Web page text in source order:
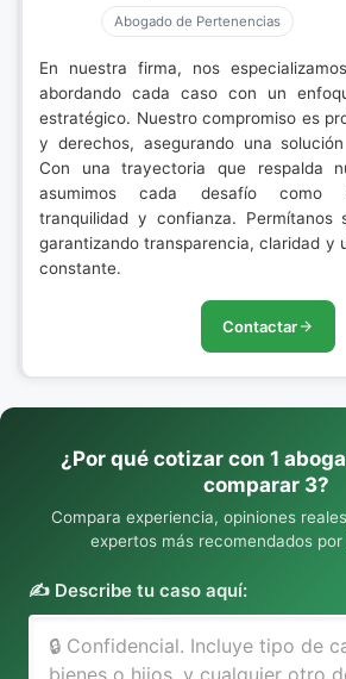
Abogado de Pertenencias
En nuestra firma, nos
abordando cada caso con un
estratégico. Nuestro compromiso es
y derechos, asegurando una
Con una trayectoria que respalda
asumimos cada desafío como
tranquilidad y confianza. Permítanos
garantizando transparencia, claridad y
constante.
Contactar
¿Por qué cotizar con 1
comparar 3?
Compara experiencia, opiniones
expertos más recomendados por
✍️ Describe tu caso aquí: